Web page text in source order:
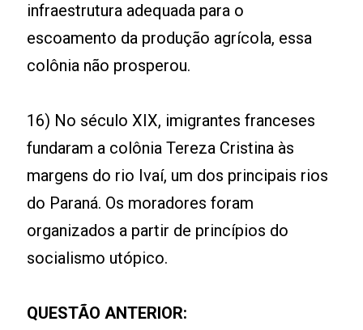
infraestrutura adequada para o
escoamento da produção agrícola, essa
colônia não prosperou.
16) No século XIX, imigrantes franceses
fundaram a colônia Tereza Cristina às
margens do rio Ivaí, um dos principais rios
do Paraná. Os moradores foram
organizados a partir de princípios do
socialismo utópico.
QUESTÃO ANTERIOR: